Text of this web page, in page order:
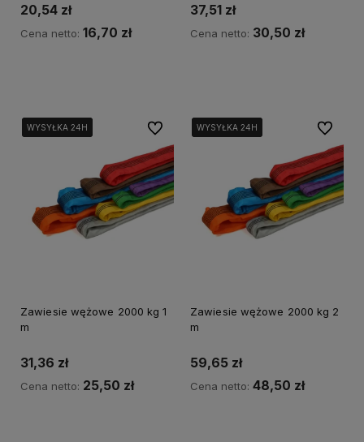
20,54 zł
Cena netto: 16,70 zł
37,51 zł
Cena netto: 30,50 zł
WYSYŁKA 24H
WYSYŁKA 24H
WYSYŁKA 24H
Zawiesie wężowe 2000 kg 1
m
31,36 zł
Cena netto: 25,50 zł
Do ulubionychWYSYŁKA 24H
WYSYŁKA 24H
WYSYŁKA 24H
Zawiesie wężowe 2000 kg 2
m
59,65 zł
Cena netto: 48,50 zł
Do